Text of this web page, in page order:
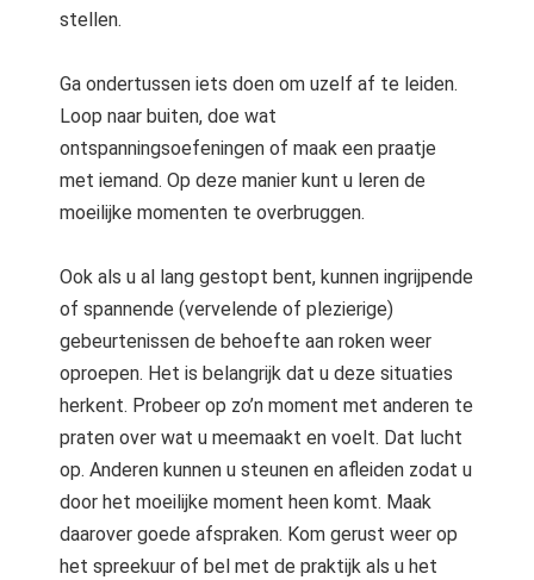
stellen.
Ga ondertussen iets doen om uzelf af te leiden.
Loop naar buiten, doe wat
ontspanningsoefeningen of maak een praatje
met iemand. Op deze manier kunt u leren de
moeilijke momenten te overbruggen.
Ook als u al lang gestopt bent, kunnen ingrijpende
of spannende (vervelende of plezierige)
gebeurtenissen de behoefte aan roken weer
oproepen. Het is belangrijk dat u deze situaties
herkent. Probeer op zo’n moment met anderen te
praten over wat u meemaakt en voelt. Dat lucht
op. Anderen kunnen u steunen en afleiden zodat u
door het moeilijke moment heen komt. Maak
daarover goede afspraken. Kom gerust weer op
het spreekuur of bel met de praktijk als u het